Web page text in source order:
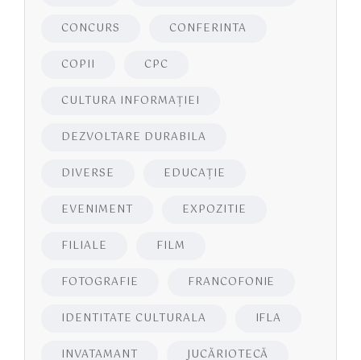
CONCURS CONFERINTA
COPII CPC
CULTURA INFORMAŢIEI
DEZVOLTARE DURABILA
DIVERSE EDUCAŢIE
EVENIMENT EXPOZITIE
FILIALE FILM
FOTOGRAFIE FRANCOFONIE
IDENTITATE CULTURALA IFLA
INVATAMANT JUCĂRIOTECĂ